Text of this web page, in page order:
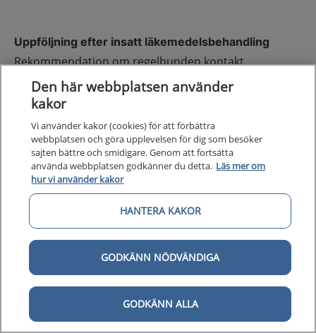
Uppföljning efter insatt läkemedelsbehandling
Rekommendation om regelbunden kontakt
med läkare eller sjuksköterska under
dostitreringsfasen. Remittera även om möjligt till
dietist för nutritionsbehandling som är basen för all
obesitasbehandling.
Överväg ett långsammare upptrappningsschema
vid biverkningar och anpassa slutdosen individuellt
beroende på tolerans
och behandlingseffekt. Reducera dosen eller avbryt
behandlingen vid intolerabla biverkningar.
Utvärdera läkemedelseffekten efter 12–16 veckor.
Uppnås inte önskvärt resultat bör läkare avsluta
behandlingen och överväga annat läkemedel eller
. Se respektive läkemedelsmonografi
i Fass.
Den här webbplatsen använder
kakor
Vi använder kakor (cookies) för att förbättra
webbplatsen och göra upplevelsen för dig som besöker
sajten bättre och smidigare. Genom att fortsätta
använda webbplatsen godkänner du detta. Läs mer om
hur vi använder kakor
HANTERA KAKOR
GODKÄNN NÖDVÄNDIGA
GODKÄNN ALLA